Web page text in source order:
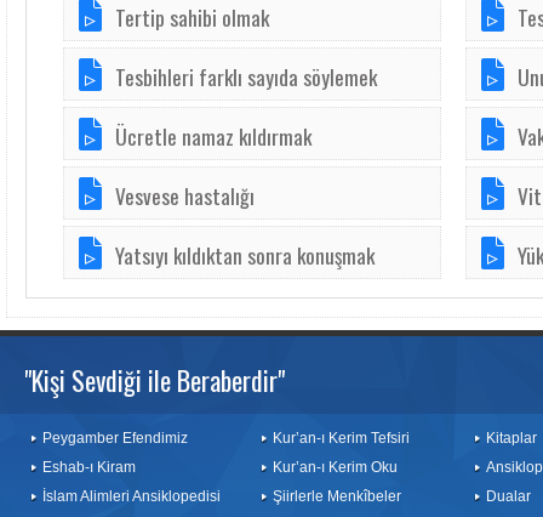
Tertip sahibi olmak
Tesbihleri farklı sayıda söylemek
Ücretle namaz kıldırmak
Vesvese hastalığı
Yatsıyı kıldıktan sonra konuşmak
"Kişi Sevdiği ile Beraberdir"
Peygamber Efendimiz
Eshab-ı Kiram
İslam Alimleri Ansiklopedisi
Kur’an-ı Kerim Tefsiri
Kur’an-ı Kerim Oku
Şiirlerle Menkîbeler
Kitaplar
Dualar